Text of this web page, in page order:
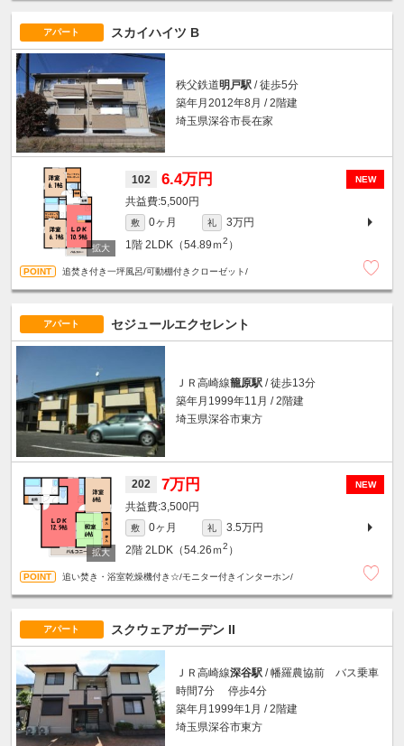
アパート スカイハイツ B
秩父鉄道明戸駅 / 徒歩5分
築年月2012年8月 / 2階建
埼玉県深谷市長在家
NEW
102 6.4万円
5,500円
敷 0ヶ月 礼
3万円
1階 2LDK（54.89ｍ2 ）
追焚き付き一坪風呂/可動棚付きクローゼット/
アパート セジュールエクセレント
ＪＲ高崎線籠原駅 / 徒歩13分
築年月1999年11月 / 2階建
埼玉県深谷市東方
NEW
202 7万円
3,500円
敷 0ヶ月 礼
3.5万円
2階 2LDK（54.26ｍ2 ）
追い焚き・浴室乾燥機付き☆/モニター付きインターホン/
アパート スクウェアガーデン II
ＪＲ高崎線深谷駅 / 幡羅農協前 バス乗車
時間7分 停歩4分
築年月1999年1月 / 2階建
埼玉県深谷市東方